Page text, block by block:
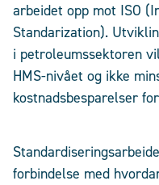
arbeidet opp mot ISO
Standarization).
i petroleumssektoren
HMS-nivået og ikke
kostnadsbesparelser
forbindelse med